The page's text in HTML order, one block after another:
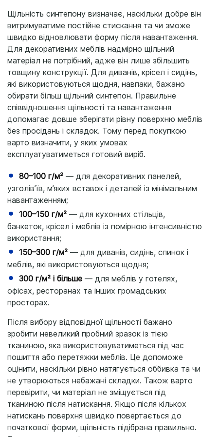
Щільність синтепону визначає, наскільки добре він
витримуватиме постійне стискання та чи зможе
швидко відновлювати форму після навантаження.
Для декоративних меблів надмірно щільний
матеріал не потрібний, адже він лише збільшить
товщину конструкції. Для диванів, крісел і сидінь,
які використовуються щодня, навпаки, бажано
обирати більш щільний синтепон. Правильне
співвідношення щільності та навантаження
допомагає довше зберігати рівну поверхню меблів
без просідань і складок. Тому перед покупкою
варто визначити, у яких умовах
експлуатуватиметься готовий виріб.
80–100 г/м² — для декоративних панелей,
узголів’їв, м’яких вставок і деталей із мінімальним
навантаженням;
100–150 г/м² — для кухонних стільців,
банкеток, крісел і меблів із помірною інтенсивністю
використання;
150–300 г/м² — для диванів, сидінь, спинок і
меблів, які використовуються щодня;
300 г/м² і більше — для меблів у готелях,
офісах, ресторанах та інших громадських
просторах.
Після вибору відповідної щільності бажано
зробити невеликий пробний зразок із тією
тканиною, яка використовуватиметься під час
пошиття або перетяжки меблів. Це допоможе
оцінити, наскільки рівно натягується оббивка та чи
не утворюються небажані складки. Також варто
перевірити, чи матеріал не зміщується під
тканиною після натискання. Якщо після кількох
натискань поверхня швидко повертається до
початкової форми, щільність підібрана правильно.